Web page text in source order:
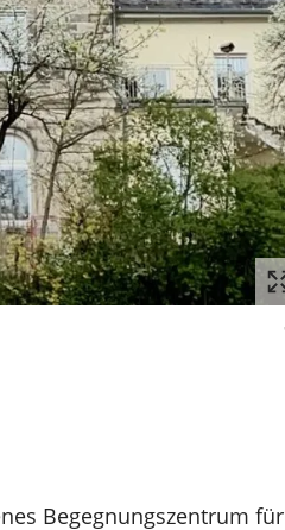
Begegnungszentrum für